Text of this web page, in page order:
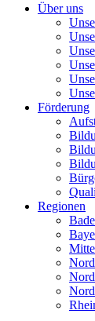
Über uns
Förderung
Regionen